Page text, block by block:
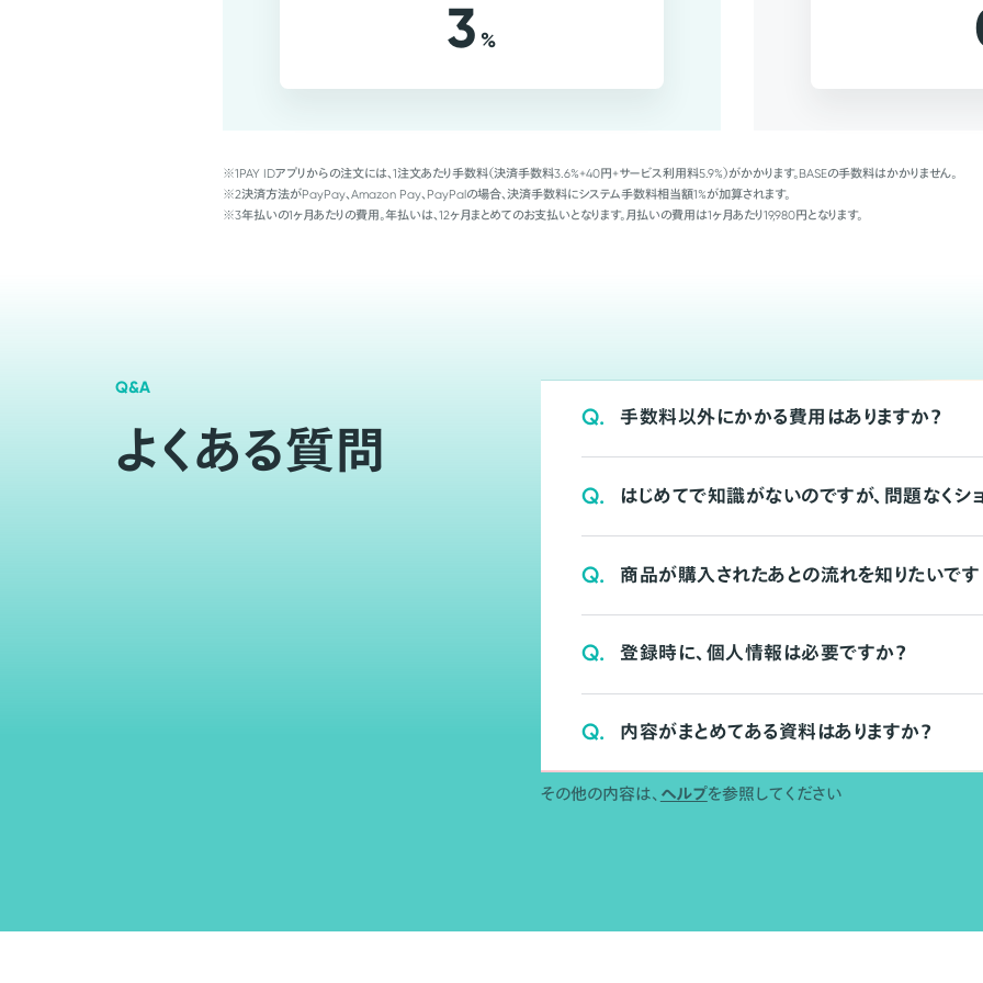
3 %
※1PAY IDアプリからの注文には、1注文あたり手数料（決済手数料3.6%+40円+サービス利用料5.9%）がかかります。BASEの手数料はかかりません。
※2決済方法がPayPay、Amazon Pay、PayPalの場合、決済手数料にシステム手数料相当額1%が加算されます。
※3年払いの1ヶ月あたりの費用。年払いは、12ヶ月まとめてのお支払いとなります。月払いの費用は1ヶ月あたり19,980円となります。
Q&A
よくある質問
Q. 手数料以外にかかる費用はありますか？
Q. はじめてで知識がないのですが、問題なくシ
Q. 商品が購入されたあとの流れを知りたいです
Q. 登録時に、個人情報は必要ですか？
Q. 内容がまとめてある資料はありますか？
その他の内容は、 ヘルプを参照してください